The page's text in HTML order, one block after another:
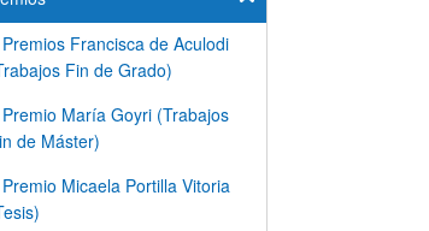
Premios Francisca de Aculodi
Fin de Grado)
Premio María Goyri (Trabajos
de Máster)
Premio Micaela Portilla Vitoria